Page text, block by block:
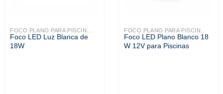
FOCO PLANO PARA PISCIN...
Foco LED Luz Blanca de
18W
FOCO PLANO PARA PISCIN...
Foco LED Plano Blanco 18
W 12V para Piscinas